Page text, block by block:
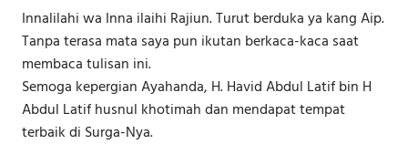
Innalilahi wa Inna ilaihi Rajiun. Turut berduka ya kang Aip.
Tanpa terasa mata saya pun ikutan berkaca-kaca saat
membaca tulisan ini.
Semoga kepergian Ayahanda, H. Havid Abdul Latif bin H
Abdul Latif husnul khotimah dan mendapat tempat
terbaik di Surga-Nya.